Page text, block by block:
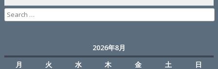
Search
for:
2026年8月
月
火 水 木 金 土 日